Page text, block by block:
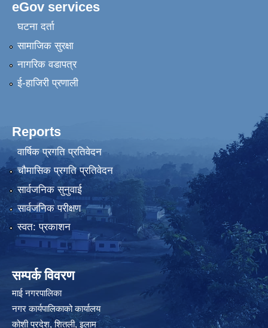
eGov services
घटना दर्ता
सामाजिक सुरक्षा
नागरिक वडापत्र
ई-हाजिरी प्रणाली
Reports
वार्षिक प्रगति प्रतिवेदन
चौमासिक प्रगति प्रतिवेदन
सार्वजनिक सुनुवाई
सार्वजनिक परीक्षण
स्वत: प्रकाशन
सम्पर्क विवरण
माई नगरपालिका
नगर कार्यपालिकाको कार्यालय
कोशी प्रदेश, शितली, इलाम